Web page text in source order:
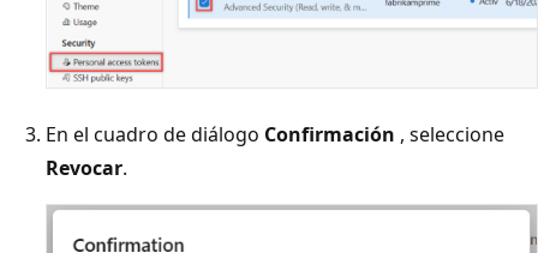
En el cuadro de diálogo Confirmación , seleccione
Revocar.